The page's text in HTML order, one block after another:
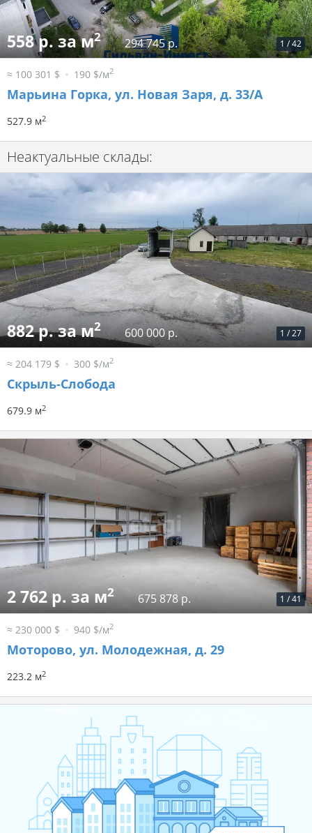
1 /42
558 р. за м2 294 745 р.
≈ 100 301 $ 190 $/м2
Марьина Горка, ул. Новая Заря, д. 33/А
527.9 м2
Неактуальные склады:
1 /27
882 р. за м2 600 000 р.
≈ 204 179 $ 300 $/м2
Скрыль-Слобода
679.9 м2
1 /41
2 762 р. за м2 675 878 р.
≈ 230 000 $ 940 $/м2
Моторово, ул. Молодежная, д. 29
223.2 м2